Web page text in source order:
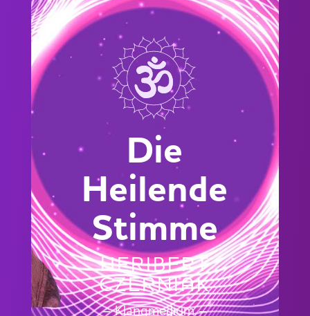
Die
Heilende
Stimme
HERIBERT
CZERNIAK
– Klangmedium –